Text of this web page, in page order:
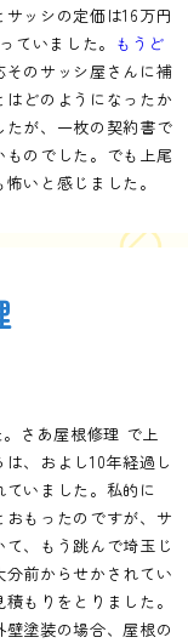
ッシの定価は16万円
ていました。 もうど
そのサッシ屋さんに補
どのようになったか
が、一枚の契約書で
のでした。でも上尾
いと感じました。
さあ屋根修理 で上
、およし10年経過し
いました。私的に
もったのですが、サ
、もう跳んで埼玉じ
前からせかされてい
もりをとりました。
塗装の場合、屋根の